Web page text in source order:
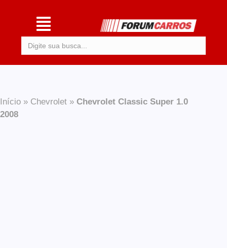
Início » Chevrolet » Chevrolet Classic Super 1.0
2008